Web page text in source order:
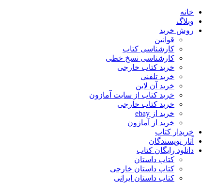
خانه
وبلاگ
روش خرید
قوانین
کارشناسی کتاب
کارشناسی نسخ خطی
خرید کتاب خارجی
خرید تلفنی
خرید آن لاین
خرید کتاب از سایت آمازون
خرید کتاب خارجی
خرید از ebay
خرید از آمازون
خریدار کتاب
آثار نویسندگان
دانلود رایگان کتاب
کتاب داستان
کتاب داستان خارجی
کتاب داستان ایرانی